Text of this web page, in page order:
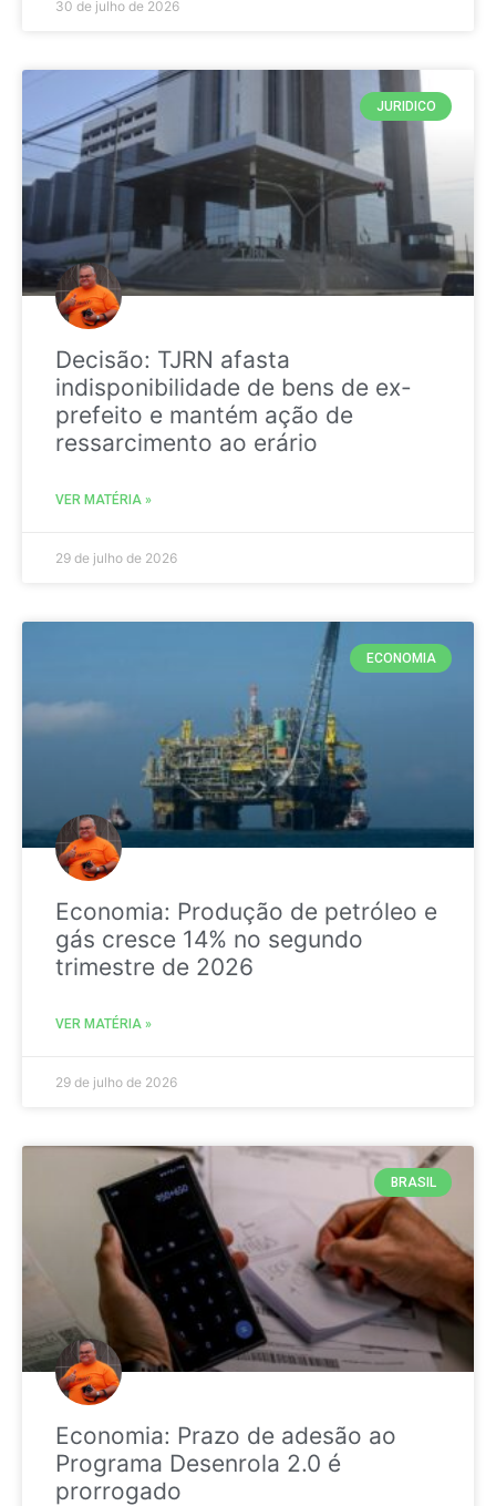
30 de julho de 2026
JURIDICO
Decisão: TJRN afasta
indisponibilidade de bens de ex-
prefeito e mantém ação de
ressarcimento ao erário
VER MATÉRIA »
29 de julho de 2026
ECONOMIA
Economia: Produção de petróleo e
gás cresce 14% no segundo
trimestre de 2026
VER MATÉRIA »
29 de julho de 2026
BRASIL
Economia: Prazo de adesão ao
Programa Desenrola 2.0 é
prorrogado